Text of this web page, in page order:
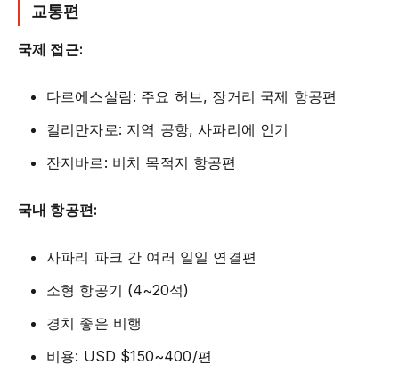
교통편
국제 접근:
다르에스살람: 주요 허브, 장거리 국제 항공편
킬리만자로: 지역 공항, 사파리에 인기
잔지바르: 비치 목적지 항공편
국내 항공편:
사파리 파크 간 여러 일일 연결편
소형 항공기 (4~20석)
경치 좋은 비행
비용: USD $150~400/편